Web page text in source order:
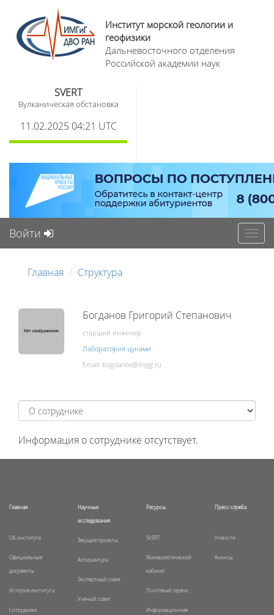
Институт морской геологии и
геофизики
Дальневосточного отделения
Российской академии наук
SVERT
Вулканическая обстановка
11.02.2025 04:21 UTC
Войти
Главная Структура
Богданов Григорий Степанович
старший инженер
Лаборатория цунами
Email:
Информация о сотруднике отсутствует.
Главная
Об институте
Официальные
документы
История института
Сотрудники
Научные
исследования
Текущие проекты
Аспирантура
Экспертный совет
Ученый совет
Ресурсы
SVERT
Минералогический
кабинет
Почтовый сервис
Информационная
Пресс-служба
Новости
Анонсы